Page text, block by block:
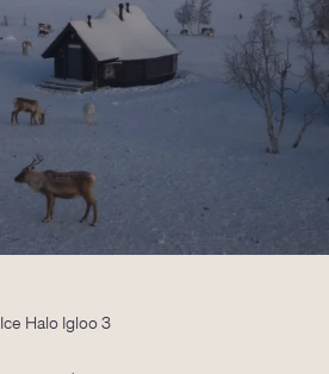
Ice Halo Igloo 3